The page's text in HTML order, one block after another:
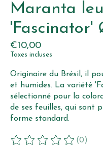
Maranta
'Fascinator'
€10,00
Taxes incluses
Originaire du Brésil, il
et humides. La variété
sélectionné pour la
de ses feuilles, qui sont
forme standard.
Ce produit est évalué à
(0)